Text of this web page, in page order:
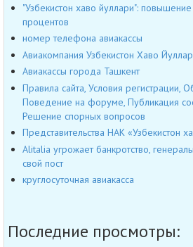
"Узбекистон хаво йуллари":
процентов
номер телефона авиакассы
Авиакомпания Узбекистон Хаво
Авиакассы города Ташкент
Правила сайта, Условия регистрации,
Поведение на форуме, Публикация
Решение спорных вопросов
Представительства НАК «Узбекистон
Alitalia угрожает банкротство,
свой пост
круглосуточная авиакасса
Последние просмотры: